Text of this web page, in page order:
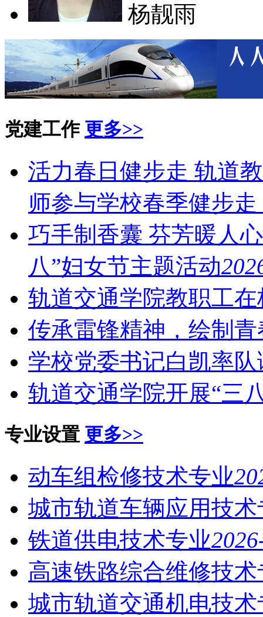
杨靓雨
党建工作 更多>>
活力春日健步走 轨道
师参与学校春季健步
巧手制香囊 芬芳暖人
八”妇女节主题活动
轨道交通学院教职工
传承雷锋精神，绘制
学校党委书记白凯率
轨道交通学院开展“三
专业设置 更多>>
动车组检修技术专业
城市轨道车辆应用技术
铁道供电技术专业
高速铁路综合维修技术
城市轨道交通机电技术